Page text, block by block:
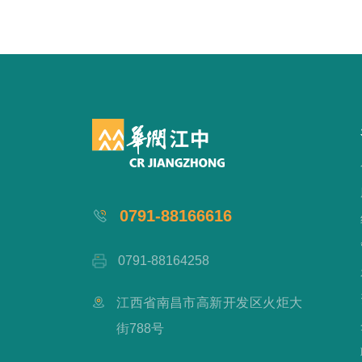
0791-88166616
0791-88164258
江西省南昌市高新开发区火炬大
街788号